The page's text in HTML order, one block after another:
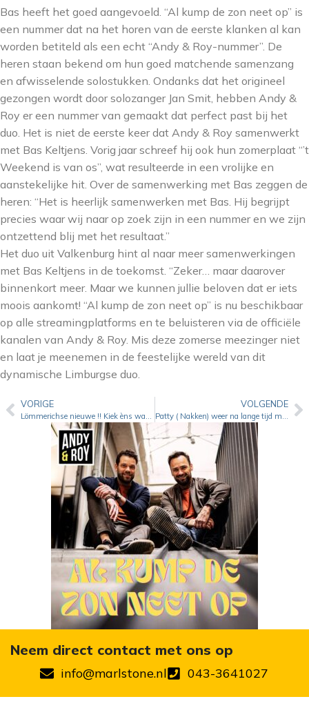
Bas heeft het goed aangevoeld. “Al kump de zon neet op” is
een nummer dat na het horen van de eerste klanken al kan
worden betiteld als een echt “Andy & Roy-nummer”. De
heren staan bekend om hun goed matchende samenzang
en afwisselende solostukken. Ondanks dat het origineel
gezongen wordt door solozanger Jan Smit, hebben Andy &
Roy er een nummer van gemaakt dat perfect past bij het
duo. Het is niet de eerste keer dat Andy & Roy samenwerkt
met Bas Keltjens. Vorig jaar schreef hij ook hun zomerplaat “’t
Weekend is van os”, wat resulteerde in een vrolijke en
aanstekelijke hit. Over de samenwerking met Bas zeggen de
heren: “Het is heerlijk samenwerken met Bas. Hij begrijpt
precies waar wij naar op zoek zijn in een nummer en we zijn
ontzettend blij met het resultaat.”
Het duo uit Valkenburg hint al naar meer samenwerkingen
met Bas Keltjens in de toekomst. “Zeker… maar daarover
binnenkort meer. Maar we kunnen jullie beloven dat er iets
moois aankomt! “Al kump de zon neet op” is nu beschikbaar
op alle streamingplatforms en te beluisteren via de officiële
kanalen van Andy & Roy. Mis deze zomerse meezinger niet
en laat je meenemen in de feestelijke wereld van dit
dynamische Limburgse duo.
VORIGE
Lömmerichse nieuwe !! Kiek èns wat ich höb gevange- Kartoesj
VOLGENDE
Patty ( Nakken) weer na lange tijd muzikaal actief met nieuwe single Papa
Neem direct contact met ons op
info@marlstone.nl 043-3641027